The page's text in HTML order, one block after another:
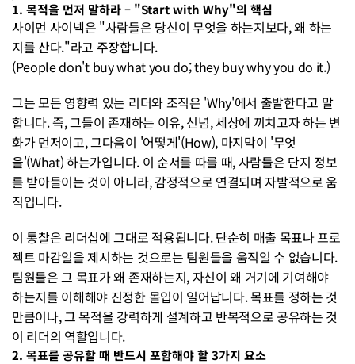
1. 목적을 먼저 말하라 – "Start with Why"의 핵심
사이먼 사이넥은 "사람들은 당신이 무엇을 하는지보다, 왜 하는
지를 산다."라고 주장합니다.
(People don't buy what you do; they buy why you do it.)
그는 모든 영향력 있는 리더와 조직은 'Why'에서 출발한다고 말
합니다. 즉, 그들이 존재하는 이유, 신념, 세상에 끼치고자 하는 변
화가 먼저이고, 그다음이 '어떻게'(How), 마지막이 '무엇
을'(What) 하는가입니다. 이 순서를 따를 때, 사람들은 단지 정보
를 받아들이는 것이 아니라, 감정적으로 연결되며 자발적으로 움
직입니다.
이 통찰은 리더십에 그대로 적용됩니다. 단순히 매출 목표나 프로
젝트 마감일을 제시하는 것으로는 팀원들을 움직일 수 없습니다.
팀원들은 그 목표가 왜 존재하는지, 자신이 왜 거기에 기여해야
하는지를 이해해야 진정한 몰입이 일어납니다. 목표를 정하는 것
만큼이나, 그 목적을 강력하게 설계하고 반복적으로 공유하는 것
이 리더의 역할입니다.
2. 목표를 공유할 때 반드시 포함해야 할 3가지 요소